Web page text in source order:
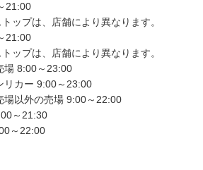
21:00
ップは、店舗により異なります。
21:00
ップは、店舗により異なります。
場 8:00～23:00
リカー 9:00～23:00
場以外の売場 9:00～22:00
～21:30
～22:00